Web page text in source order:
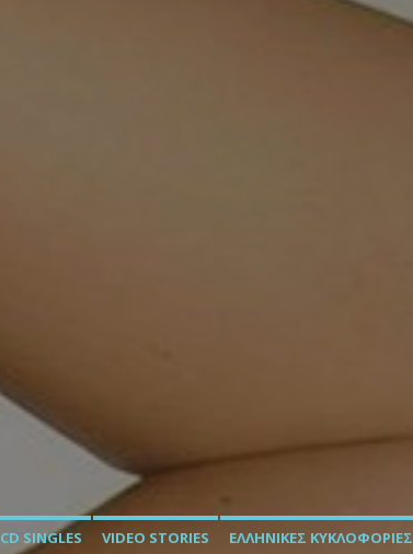
CD SINGLES VIDEO STORIES ΕΛΛΗΝΙΚΈΣ ΚΥΚΛΟΦΟΡΊΕΣ